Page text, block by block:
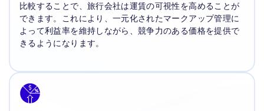
比較することで、旅行会社は運賃の可視性を高めることが
できます。これにより、一元化されたマークアップ管理に
よって利益率を維持しながら、競争力のある価格を提供で
きるようになります。